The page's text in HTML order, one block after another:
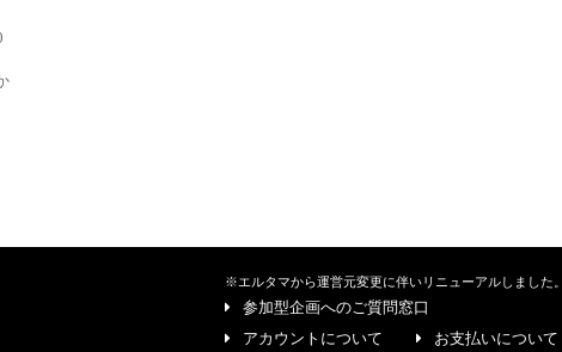
※エルタマから運営元変更に伴いリニューアルしました。
参加型企画へのご質問窓口
アカウントについて
お支払いについて